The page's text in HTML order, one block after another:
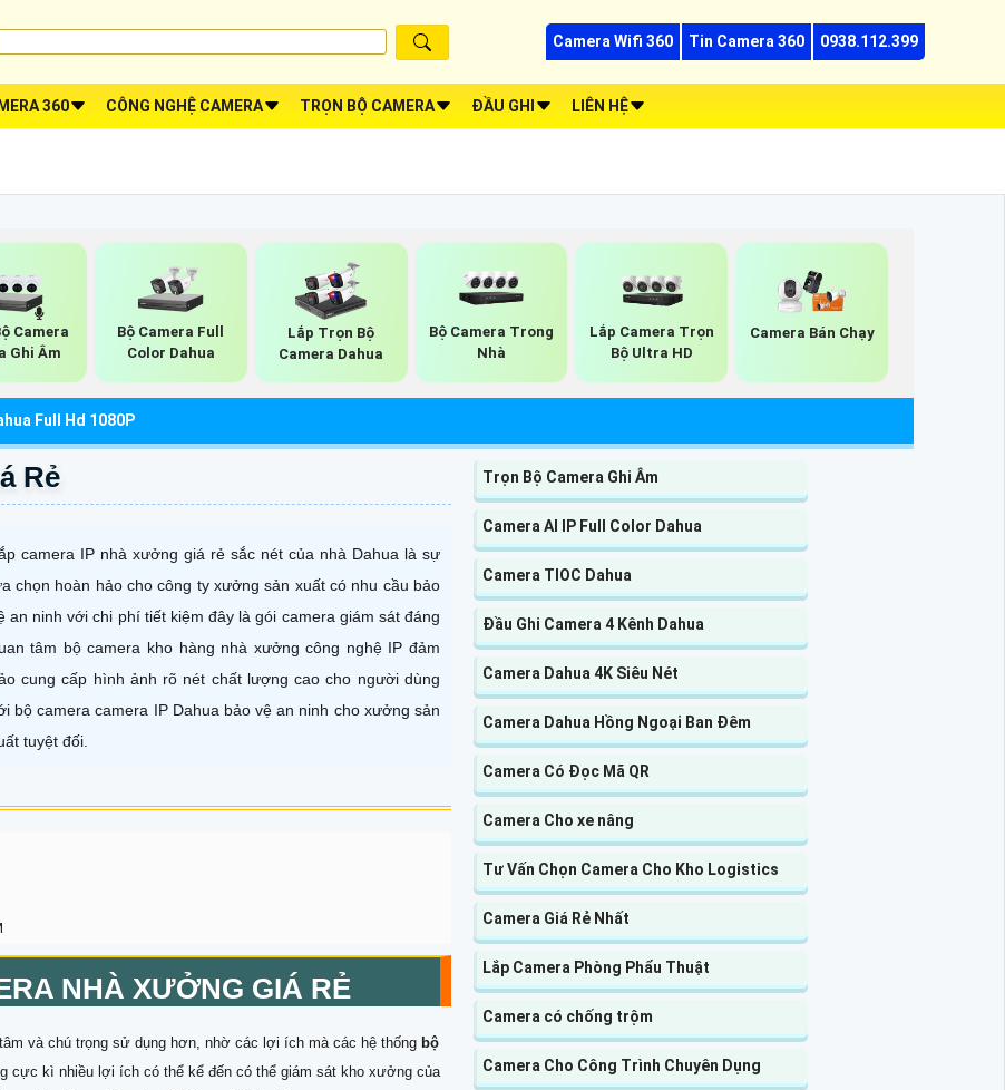
Camera Wifi 360 Tin Camera 360 0938.112.399
360 CÔNG NGHỆ CAMERA TRỌN BỘ CAMERA ĐẦU GHI LIÊN HỆ
Camera
Ghi Âm
Bộ Camera Full
Color Dahua
Lắp Trọn Bộ
Camera Dahua
Bộ Camera Trong
Nhà
Lắp Camera Trọn
Bộ Ultra HD
Camera Bán Chạy
Full Hd 1080P
Rẻ
camera IP nhà xưởng giá rẻ sắc nét của nhà Dahua là sự
chọn hoàn hảo cho công ty xưởng sản xuất có nhu cầu bảo
an ninh với chi phí tiết kiệm đây là gói camera giám sát đáng
tâm bộ camera kho hàng nhà xưởng công nghệ IP đảm
cung cấp hình ảnh rõ nét chất lượng cao cho người dùng
bộ camera camera IP Dahua bảo vệ an ninh cho xưởng sản
tuyệt đối.
NHÀ XƯỞNG GIÁ RẺ
và chú trọng sử dụng hơn, nhờ các lợi ích mà các hệ thống bộ
cực kì nhiều lợi ích có thể kể đến có thể giám sát kho xưởng của
Trọn Bộ Camera Ghi Âm
Camera AI IP Full Color Dahua
Camera TIOC Dahua
Đầu Ghi Camera 4 Kênh Dahua
Camera Dahua 4K Siêu Nét
Camera Dahua Hồng Ngoại Ban Đêm
Camera Có Đọc Mã QR
Camera Cho xe nâng
Tư Vấn Chọn Camera Cho Kho Logistics
Camera Giá Rẻ Nhất
Lắp Camera Phòng Phẩu Thuật
Camera có chống trộm
Camera Cho Công Trình Chuyên Dụng